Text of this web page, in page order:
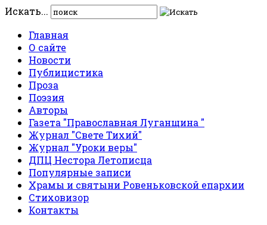
Искать...
Главная
О сайте
Новости
Публицистика
Проза
Поэзия
Авторы
Газета "Православная Луганщина "
Журнал "Свете Тихий"
Журнал "Уроки веры"
ДПЦ Нестора Летописца
Популярные записи
Храмы и святыни Ровеньковской епархии
Стиховизор
Контакты